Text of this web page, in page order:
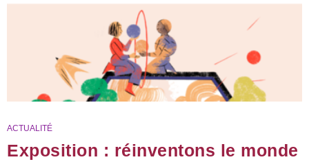
ACTUALITÉ
Exposition : réinventons le monde